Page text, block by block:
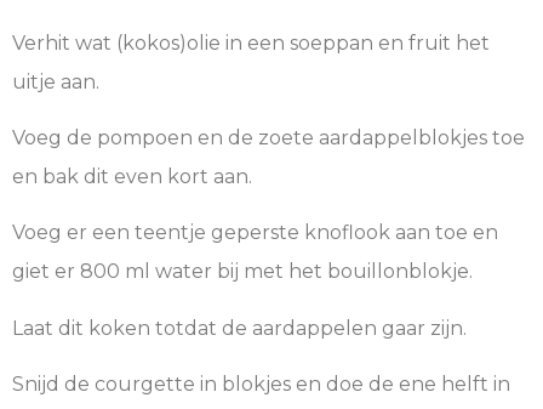
Verhit wat (kokos)olie in een soeppan en fruit het
uitje aan.
Voeg de pompoen en de zoete aardappelblokjes toe
en bak dit even kort aan.
Voeg er een teentje geperste knoflook aan toe en
giet er 800 ml water bij met het bouillonblokje.
Laat dit koken totdat de aardappelen gaar zijn.
Snijd de courgette in blokjes en doe de ene helft in